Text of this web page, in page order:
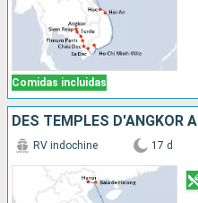
Comidas incluidas
RV indochine 17 d